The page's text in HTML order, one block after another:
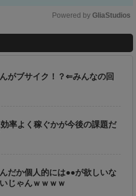
u
e
Powered by GliaStudios
がブサイク！？⇐みんなの回
効率よく稼ぐかが今後の課題だ
だか個人的には●●が欲しいな
じゃんｗｗｗｗ